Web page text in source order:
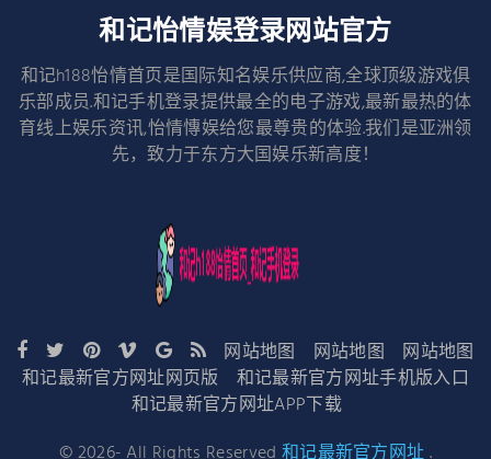
和记怡情娱登录网站官方
和记h188怡情首页是国际知名娱乐供应商,全球顶级游戏俱
乐部成员.和记手机登录提供最全的电子游戏,最新最热的体
育线上娱乐资讯,怡情慱娱给您最尊贵的体验.我们是亚洲领
先，致力于东方大国娱乐新高度！
网站地图 网站地图
网站地图
和记最新官方网址网页版
和记最新官方网址手机版入口
和记最新官方网址APP下载
©2026- All Rights Reserved 和记最新官方网址.